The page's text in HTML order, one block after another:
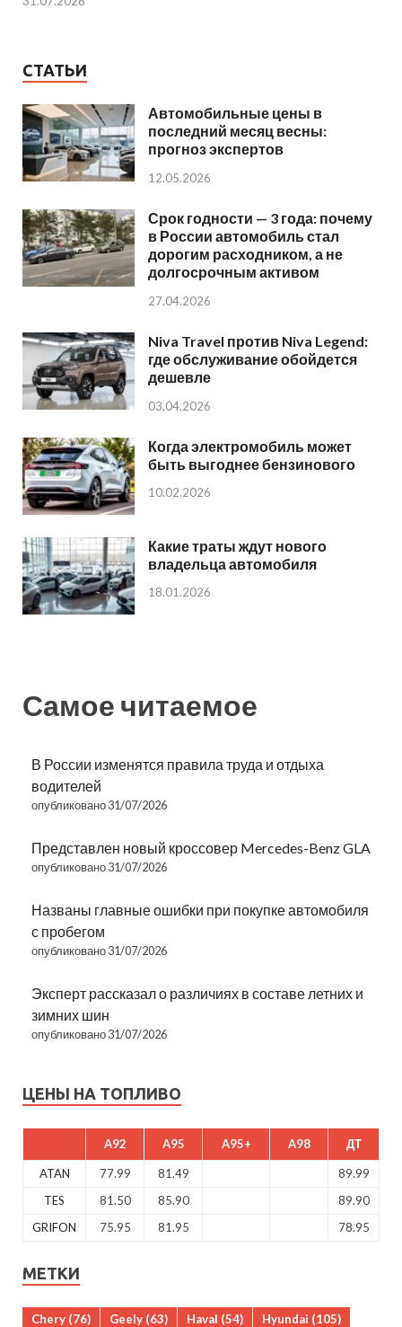
СТАТЬИ
Автомобильные цены в
последний месяц весны:
прогноз экспертов
12.05.2026
Срок годности — 3 года: почему
в России автомобиль стал
дорогим расходником, а не
долгосрочным активом
27.04.2026
Niva Travel против Niva Legend:
где обслуживание обойдется
дешевле
03.04.2026
Когда электромобиль может
быть выгоднее бензинового
10.02.2026
Какие траты ждут нового
владельца автомобиля
18.01.2026
Самое читаемое
В России изменятся правила труда и отдыха
водителей
опубликовано 31/07/2026
Представлен новый кроссовер Mercedes-Benz GLA
опубликовано 31/07/2026
Названы главные ошибки при покупке автомобиля
с пробегом
опубликовано 31/07/2026
Эксперт рассказал о различиях в составе летних и
зимних шин
опубликовано 31/07/2026
ЦЕНЫ НА ТОПЛИВО
A92 A95 A95+ A98 ДТ
ATAN 77.99 81.49
89.99
TES
81.50 85.90
89.90
GRIFON
75.95 81.95 78.95
МЕТКИ
Chery (76) Geely (63) Haval (54) Hyundai (105)